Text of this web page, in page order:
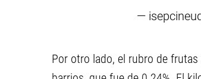
—
Por otro lado, el rubro de